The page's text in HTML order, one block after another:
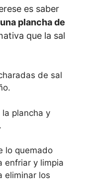
es saber
plancha de
que la sal
de sal
la plancha y
lo quemado
enfriar y limpia
eliminar los